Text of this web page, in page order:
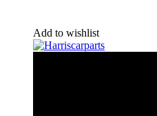
Add to wishlist